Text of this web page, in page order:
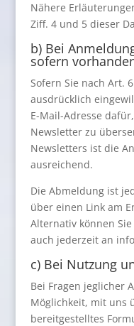
Nähere
Ziff. 4 und 5 dieser
b) Bei
sofern
Sofern Sie nach Art.
ausdrücklich
E-Mail-Adresse
Newsletter zu
Newsletters ist die
ausreichend.
Die Abmeldung ist
über einen Link am
Alternativ können
auch jederzeit an
c) Bei Nutzung
Bei Fragen jeglicher
Möglichkeit, mit uns
bereitgestelltes